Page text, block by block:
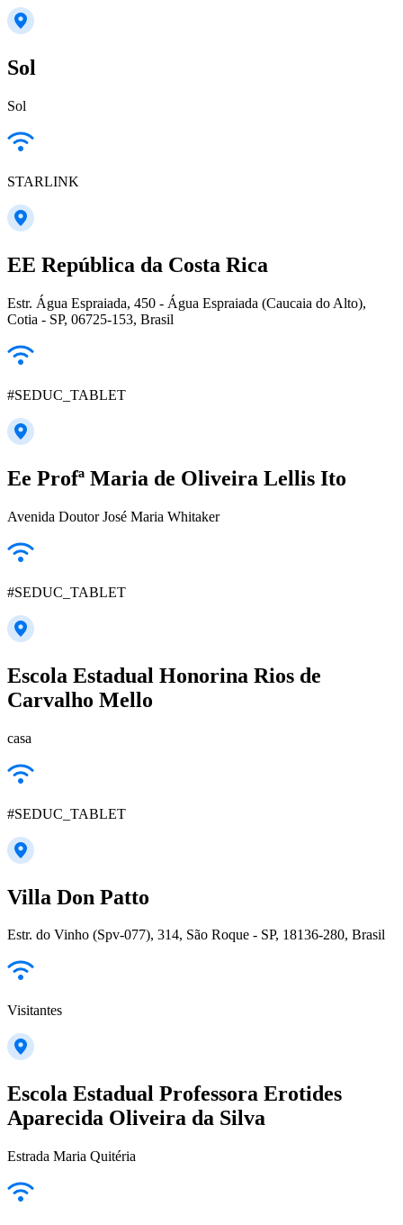
Sol
Sol
STARLINK
EE República da Costa Rica
Estr. Água Espraiada, 450 - Água Espraiada (Caucaia do Alto),
Cotia - SP, 06725-153, Brasil
#SEDUC_TABLET
Ee Profª Maria de Oliveira Lellis Ito
Avenida Doutor José Maria Whitaker
#SEDUC_TABLET
Escola Estadual Honorina Rios de
Carvalho Mello
casa
#SEDUC_TABLET
Villa Don Patto
Estr. do Vinho (Spv-077), 314, São Roque - SP, 18136-280, Brasil
Visitantes
Escola Estadual Professora Erotides
Aparecida Oliveira da Silva
Estrada Maria Quitéria